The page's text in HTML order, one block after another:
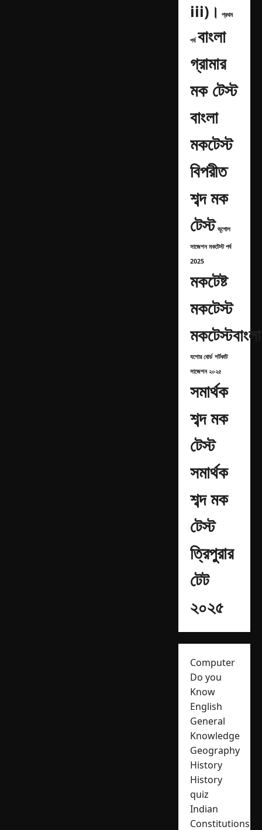
iii)।
প্রথম
পর্ব বাংলা
গ্রামার
মক টেস্ট
বাংলা
মকটেস্ট
বিপরীত
শব্দ মক
টেস্ট ভূগোল
সাজেশন মকটেস্ট পর্ব
2025
মকটেষ্ট
মকটেস্ট
মকটেস্টবাংলা
যশোর বোর্ড শর্টকাট
সাজেশন ২০২৫
সমার্থক
শব্দ মক
টেস্ট
সমার্থক
শব্দ মক
টেস্ট
ত্রিপুরার
টেট
২০২৫
Computer
Do you
Know
English
General
Knowledge
Geography
History
History
quiz
Indian
Constitutions